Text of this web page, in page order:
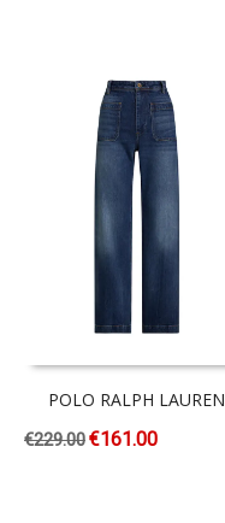
POLO RALPH LAUREN
€229.00€161.00